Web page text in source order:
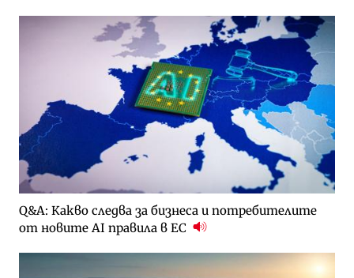
Q&A: Какво следва за бизнеса и потребителите
от новите AI правила в ЕС